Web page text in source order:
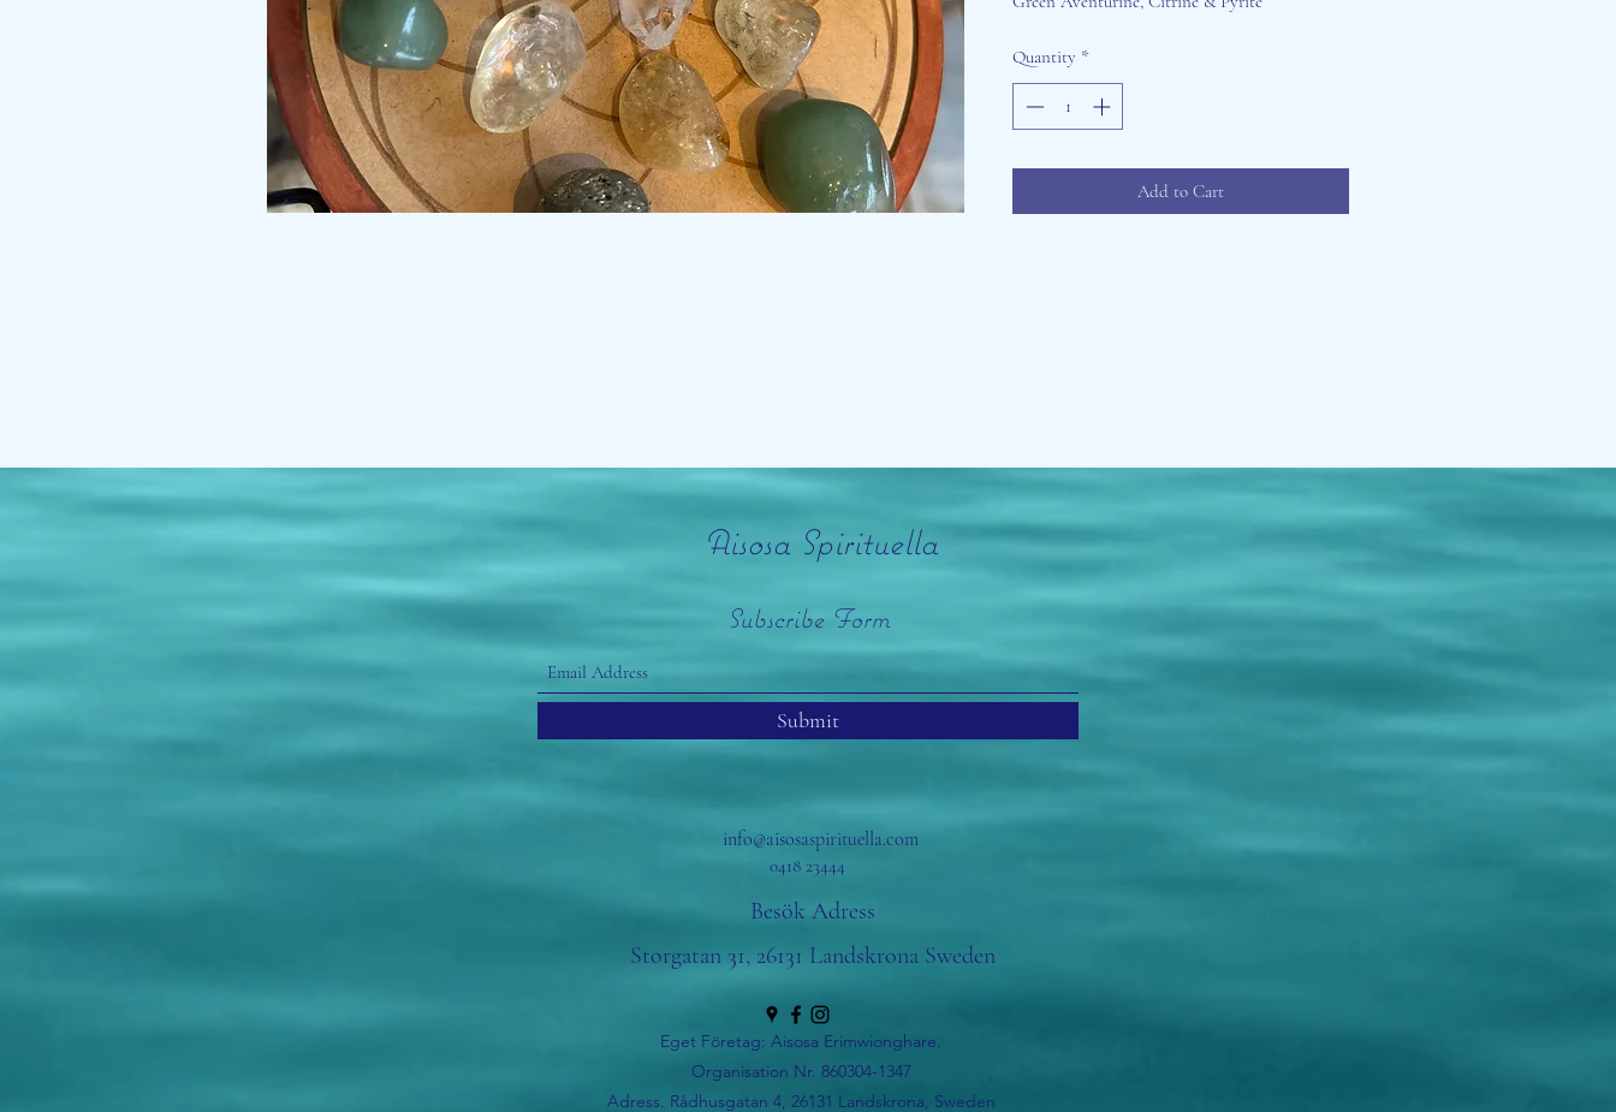
Quantity *
Add to Cart
Aisosa Spirituella
Subscribe Form
Submit
info@aisosaspirituella.com
0418 23444
Besök Adress
Storgatan 31, 26131 Landskrona Sweden
Eget Företag: Aisosa Erimwionghare.
Organisation Nr. 860304-1347
Adress. Rådhusgatan 4, 26131 Landskrona, Sweden